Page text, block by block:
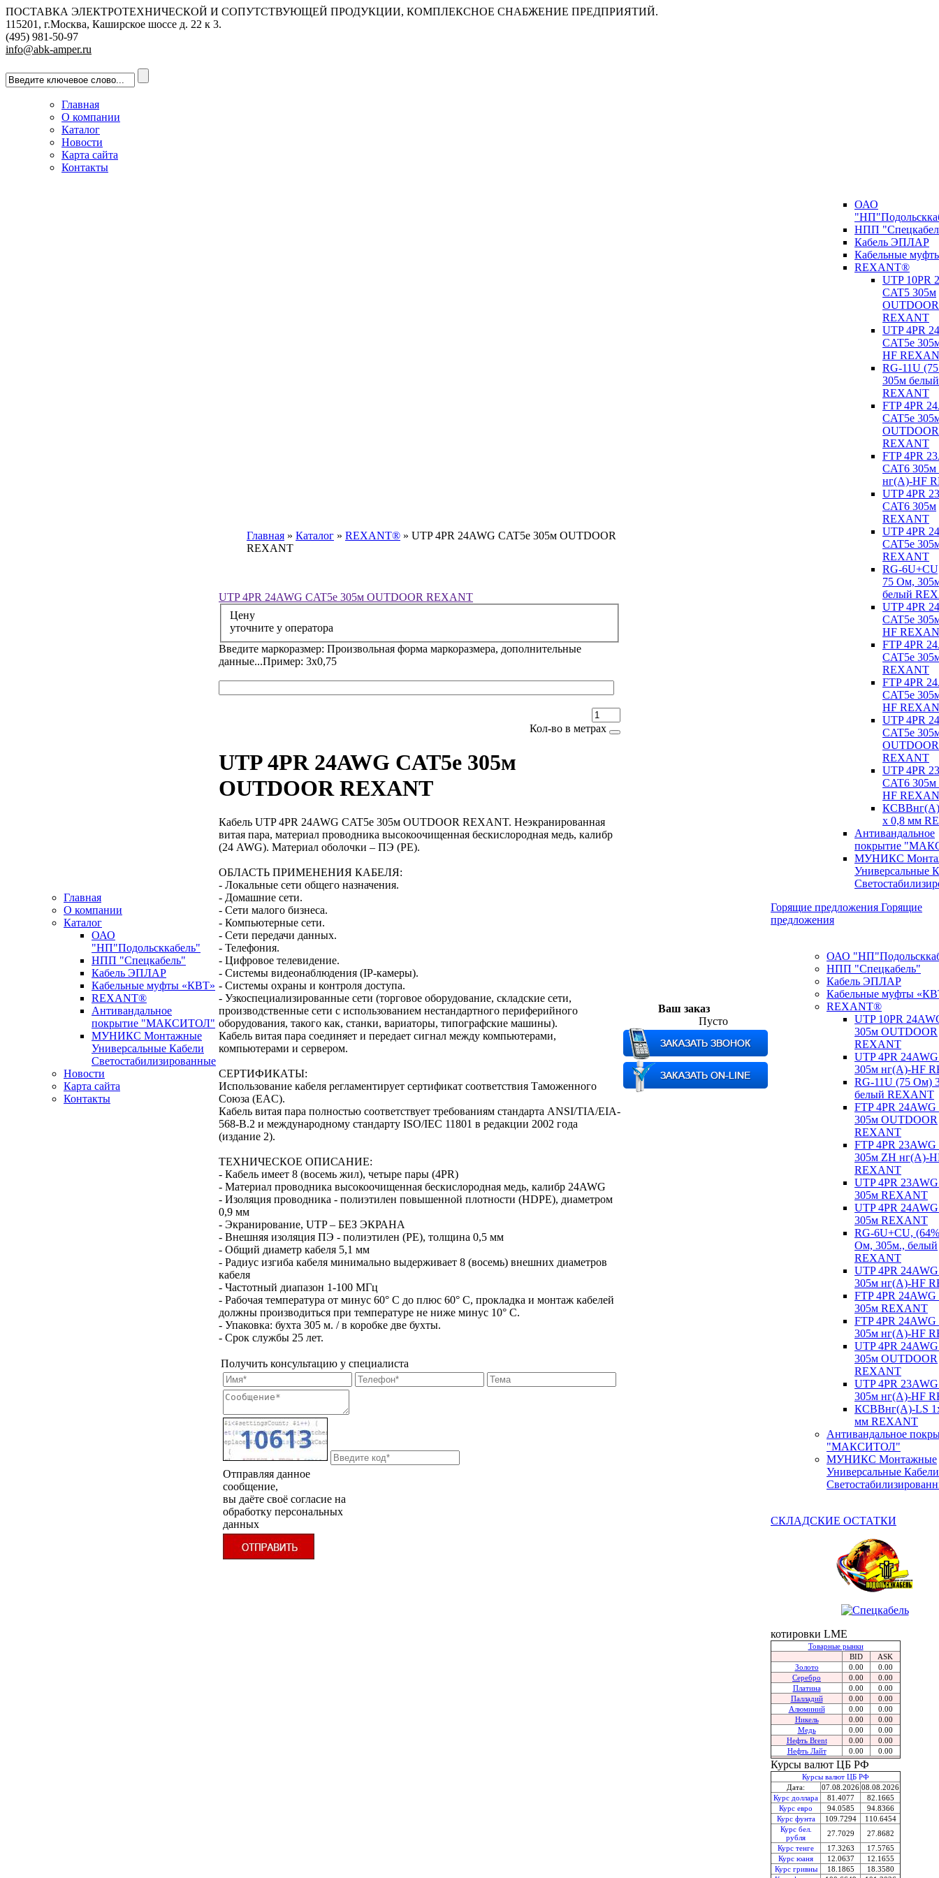
ПОСТАВКА ЭЛЕКТРОТЕХНИЧЕСКОЙ И СОПУТСТВУЮЩЕЙ ПРОДУКЦИИ, КОМПЛЕКСНОЕ СНАБЖЕНИЕ ПРЕДПРИЯТИЙ.
115201, г.Москва, Каширское шоссе д. 22 к 3.
(495) 981-50-97
info@abk-amper.ru
Главная
О компании
Каталог
Новости
Карта сайта
Контакты
Главная
О компании
Каталог
ОАО
"НП"Подольсккабель"
НПП "Спецкабель"
Кабель ЭПЛАР
Кабельные муфты «КВТ»
REXANT®
Антивандальное
покрытие "МАКСИТОЛ"
МУНИКС Монтажные
Универсальные Кабели
Светостабилизированные
Новости
Карта сайта
Контакты
Главная » Каталог » REXANT® » UTP 4PR 24AWG CAT5e 305м OUTDOOR
REXANT
UTP 4PR 24AWG CAT5e 305м OUTDOOR REXANT
Цену
уточните у оператора
Введите маркоразмер: Произвольная форма маркоразмера, дополнительные
данные...Пример: 3х0,75
Кол-во в метрах
UTP 4PR 24AWG CAT5e 305м
OUTDOOR REXANT
Кабель UTP 4PR 24AWG CAT5e 305м OUTDOOR REXANT. Неэкранированная
витая пара, материал проводника высокоочищенная бескислородная медь, калибр
(24 AWG). Материал оболочки – ПЭ (PE).
ОБЛАСТЬ ПРИМЕНЕНИЯ КАБЕЛЯ:
- Локальные сети общего назначения.
- Домашние сети.
- Сети малого бизнеса.
- Компьютерные сети.
- Сети передачи данных.
- Телефония.
- Цифровое телевидение.
- Системы видеонаблюдения (IP-камеры).
- Системы охраны и контроля доступа.
- Узкоспециализированные сети (торговое оборудование, складские сети,
производственные сети с использованием нестандартного периферийного
оборудования, такого как, станки, вариаторы, типографские машины).
Кабель витая пара соединяет и передает сигнал между компьютерами,
компьютерами и сервером.
СЕРТИФИКАТЫ:
Использование кабеля регламентирует сертификат соответствия Таможенного
Союза (EAC).
Кабель витая пара полностью соответствует требованиям стандарта ANSI/TIA/EIA-
568-B.2 и международному стандарту ISO/IEC 11801 в редакции 2002 года
(издание 2).
ТЕХНИЧЕСКОЕ ОПИСАНИЕ:
- Кабель имеет 8 (восемь жил), четыре пары (4PR)
- Материал проводника высокоочищенная бескислородная медь, калибр 24AWG
- Изоляция проводника - полиэтилен повышенной плотности (HDPE), диаметром
0,9 мм
- Экранирование, UTP – БЕЗ ЭКРАНА
- Внешняя изоляция ПЭ - полиэтилен (PE), толщина 0,5 мм
- Общий диаметр кабеля 5,1 мм
- Радиус изгиба кабеля минимально выдерживает 8 (восемь) внешних диаметров
кабеля
- Частотный диапазон 1-100 МГц
- Рабочая температура от минус 60° С до плюс 60° C, прокладка и монтаж кабелей
должны производиться при температуре не ниже минус 10° С.
- Упаковка: бухта 305 м. / в коробке две бухты.
- Срок службы 25 лет.
Получить консультацию у специалиста
Отправляя данное
сообщение,
вы даёте своё согласие на
обработку персональных
данных
Ваш заказ
Пусто
ОАО
НПП
Кабель ЭПЛАР
Кабельные
REXANT®
UTP 10PR
CAT5 305м
OUTDOOR
REXANT
UTP 4PR
CAT5e
HF
RG-11U
305м белый
REXANT
FTP 4PR
CAT5e
OUTDOOR
REXANT
FTP 4PR
CAT6
нг(А)-HF
UTP 4PR
CAT6 305м
REXANT
UTP 4PR
CAT5e
REXANT
RG-
75 Ом,
белый
UTP 4PR
CAT5e
HF
FTP 4PR
CAT5e
REXANT
FTP 4PR
CAT5e
HF
UTP 4PR
CAT5e
OUTDOOR
REXANT
UTP 4PR
CAT6
HF
х 0,8 мм
Антивандальное
покрытие
МУНИКС
Универсальные
Горящие предложения Горящие
предложения
ОАО
НПП "Спецкабель"
Кабель ЭПЛАР
Кабельные муфты
REXANT®
UTP 10PR
305м OUTDOOR
REXANT
UTP 4PR
305м нг(А)-HF
RG-11U (75 Ом)
белый REXANT
FTP 4PR 24AWG
305м OUTDOOR
REXANT
FTP 4PR
305м ZH нг(А)-
REXANT
UTP 4PR
305м REXANT
UTP 4PR
305м REXANT
RG-6U+CU,
Ом, 305м., белый
REXANT
UTP 4PR
305м нг(А)-HF
FTP 4PR 24AWG
305м REXANT
FTP 4PR 24AWG
305м нг(А)-HF
UTP 4PR
305м OUTDOOR
REXANT
UTP 4PR
305м нг(А)-HF
КСВВнг(А)-LS
мм REXANT
Антивандальное
"МАКСИТОЛ"
МУНИКС Монтажные
Универсальные Кабели
СКЛАДСКИЕ ОСТАТКИ
котировки LME
Товарные рынки
BID
ASK
Золото
0.00
0.00
Серебро
0.00
0.00
Платина
0.00
0.00
Палладий
0.00
0.00
Алюминий
0.00
0.00
Никель
0.00
0.00
Медь
0.00
0.00
Нефть Brent
0.00
0.00
Нефть Лайт
0.00 0.00
Курсы валют ЦБ РФ
Курсы валют ЦБ РФ
Дата:
07.08.2026 08.08.2026
Курс доллара
81.4077
82.1665
Курс евро
94.0585
94.8366
Курс фунта
109.7294
110.6454
Курс бел.
рубля
27.7029
27.8682
Курс тенге
17.3263
17.5765
Курс юаня
12.0637
12.1655
Курс гривны
18.1865
18.3580